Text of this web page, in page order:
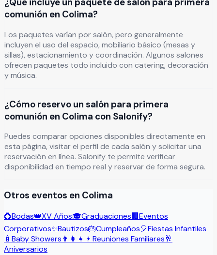
comunión en Colima?
Los paquetes varían por salón, pero generalmente
incluyen el uso del espacio, mobiliario básico (mesas y
sillas), estacionamiento y coordinación. Algunos salones
ofrecen paquetes todo incluido con catering, decoración
y música.
¿Cómo reservo un salón para primera
comunión en Colima con Salonify?
Puedes comparar opciones disponibles directamente en
esta página, visitar el perfil de cada salón y solicitar una
reservación en línea. Salonify te permite verificar
disponibilidad en tiempo real y reservar de forma segura.
Otros eventos en Colima
💍Bodas👑XV Años🎓Graduaciones🏢Eventos
Corporativos✨Bautizos🎂Cumpleaños🎈Fiestas Infantiles
🍼 Baby Showers 👨‍👩‍👧‍👦 Reuniones Familiares🥂
Aniversarios